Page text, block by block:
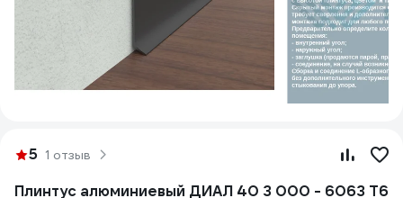
5 1 отзыв
Плинтус алюминиевый ДИАЛ 40 3 000 - 6063 Т6